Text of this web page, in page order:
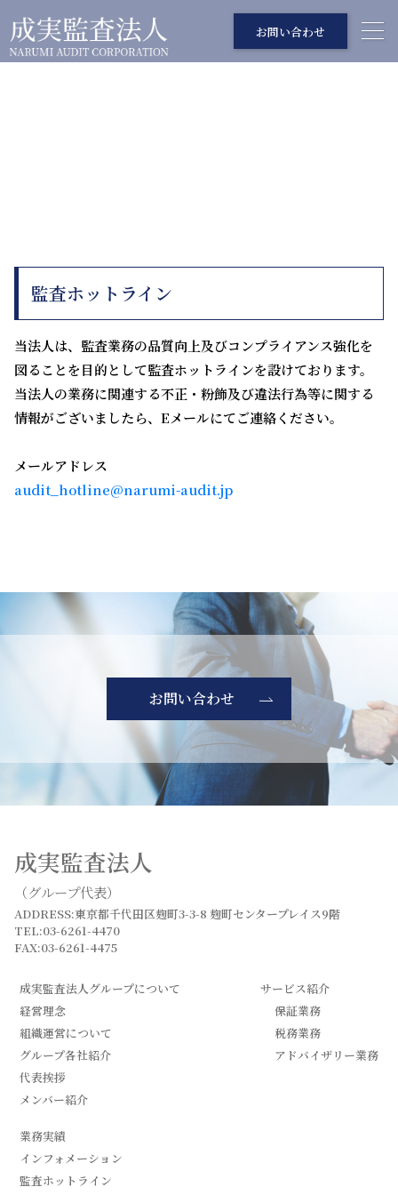
お問い合わせ
監査ホットライン
当法人は、監査業務の品質向上及びコンプライアンス強化を
図ることを目的として監査ホットラインを設けております。
当法人の業務に関連する不正・粉飾及び違法行為等に関する
情報がございましたら、Eメールにてご連絡ください。
メールアドレス
audit_hotline@narumi-audit.jp
お問い合わせ
成実監査法人
（グループ代表）
ADDRESS:東京都千代田区麹町3-3-8 麹町センタープレイス9階
TEL:03-6261-4470
FAX:03-6261-4475
成実監査法人グループについて
経営理念
組織運営について
グループ各社紹介
代表挨拶
メンバー紹介
サービス紹介
保証業務
税務業務
アドバイザリー業務
業務実績
インフォメーション
監査ホットライン